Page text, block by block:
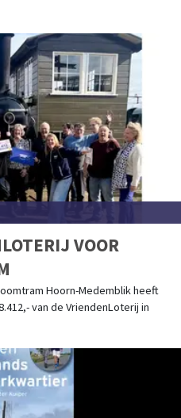
VOOR
Hoorn-Medemblik heeft
van de VriendenLoterij in